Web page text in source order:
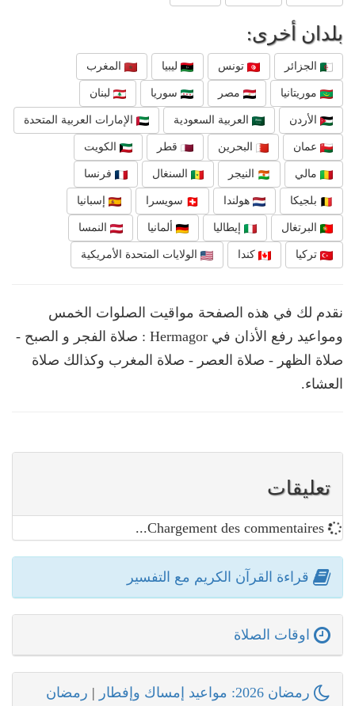
بلدان أخرى:
الجزائر تونس ليبيا المغرب
موريتانيا مصر سوريا لبنان
الأردن العربية السعودية الإمارات العربية المتحدة
عمان البحرين قطر الكويت
مالي النيجر السنغال فرنسا
بلجيكا هولندا سويسرا إسبانيا
البرتغال إيطاليا ألمانيا النمسا
تركيا كندا الولايات المتحدة الأمريكية
نقدم لك في هذه الصفحة مواقيت الصلوات الخمس
ومواعيد رفع الأذان في Hermagor : صلاة الفجر و الصبح -
صلاة الظهر - صلاة العصر - صلاة المغرب وكذالك صلاة
العشاء.
تعليقات
قراءة القرآن الكريم مع التفسير
اوقات الصلاة
رمضان 2026: مواعيد إمساك وإفطار | رمضان